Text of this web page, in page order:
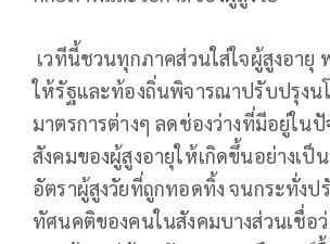
เวทีนี้ชวนทุกภาคส่วนใส่ใจผู้สูงอายุ
ให้รัฐและท้องถิ่นพิจารณาปรับปรุงน
มาตรการต่างๆ ลดช่องว่างที่มีอยู่ใน
สังคมของผู้สูงอายุให้เกิดขึ้นอย่างเป็
อัตราผู้สูงวัยที่ถูกทอดทิ้ง จนกระทั่งป
ทัศนคติของคนในสังคมบางส่วนเชื่อ